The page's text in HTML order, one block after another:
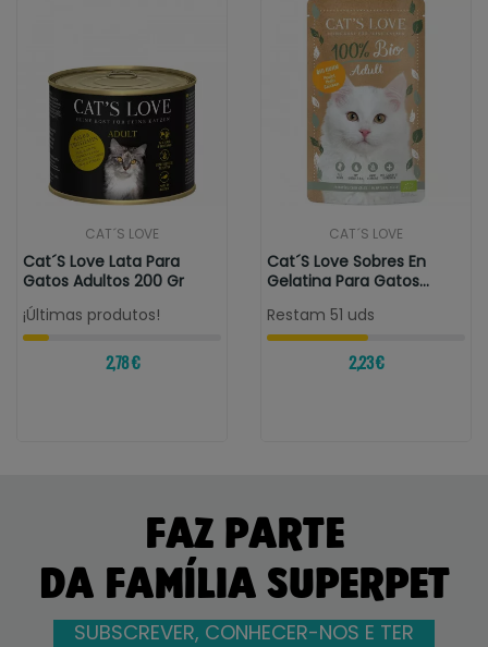
CAT´S LOVE
Cat´s Love Lata Para
Gatos Adultos 200 Gr
¡Últimas produtos!
2,78 €
CAT´S LOVE
Cat´s Love Sobres En
Gelatina Para Gatos
Restam 51 uds
2,23 €
FAZ PARTE
DA FAMÍLIA SUPERPET
SUBSCREVER, CONHECER-NOS E TER